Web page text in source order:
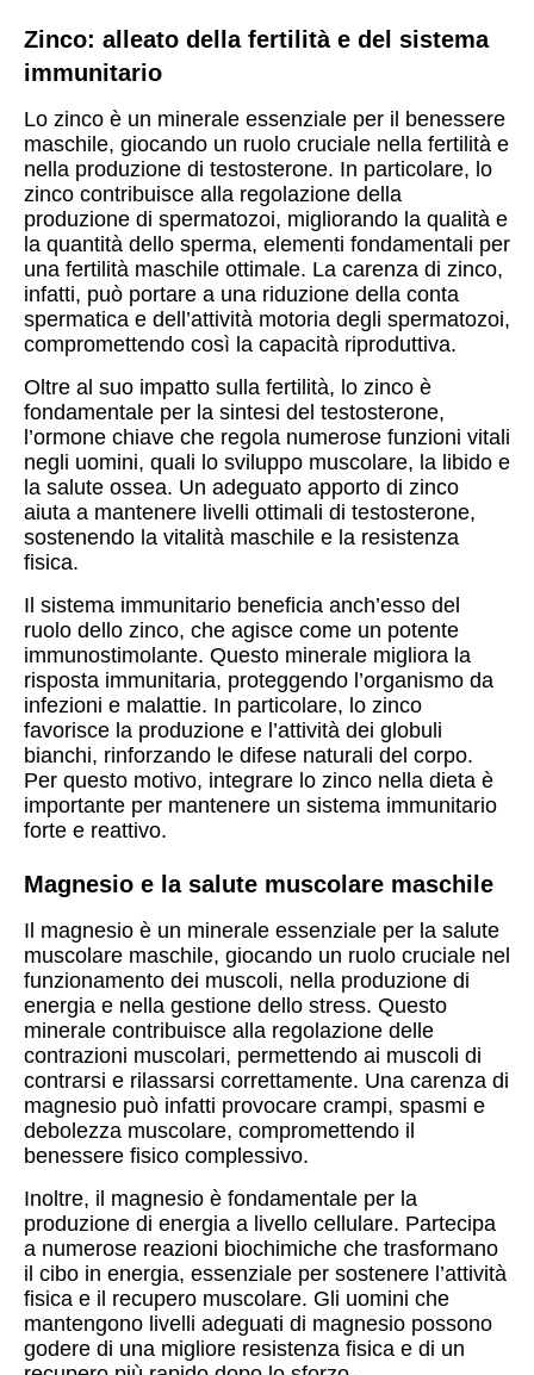
Zinco: alleato della fertilità e del sistema
immunitario
Lo zinco è un minerale essenziale per il benessere
maschile, giocando un ruolo cruciale nella fertilità e
nella produzione di testosterone. In particolare, lo
zinco contribuisce alla regolazione della
produzione di spermatozoi, migliorando la qualità e
la quantità dello sperma, elementi fondamentali per
una fertilità maschile ottimale. La carenza di zinco,
infatti, può portare a una riduzione della conta
spermatica e dell’attività motoria degli spermatozoi,
compromettendo così la capacità riproduttiva.
Oltre al suo impatto sulla fertilità, lo zinco è
fondamentale per la sintesi del testosterone,
l’ormone chiave che regola numerose funzioni vitali
negli uomini, quali lo sviluppo muscolare, la libido e
la salute ossea. Un adeguato apporto di zinco
aiuta a mantenere livelli ottimali di testosterone,
sostenendo la vitalità maschile e la resistenza
fisica.
Il sistema immunitario beneficia anch’esso del
ruolo dello zinco, che agisce come un potente
immunostimolante. Questo minerale migliora la
risposta immunitaria, proteggendo l’organismo da
infezioni e malattie. In particolare, lo zinco
favorisce la produzione e l’attività dei globuli
bianchi, rinforzando le difese naturali del corpo.
Per questo motivo, integrare lo zinco nella dieta è
importante per mantenere un sistema immunitario
forte e reattivo.
Magnesio e la salute muscolare maschile
Il magnesio è un minerale essenziale per la salute
muscolare maschile, giocando un ruolo cruciale nel
funzionamento dei muscoli, nella produzione di
energia e nella gestione dello stress. Questo
minerale contribuisce alla regolazione delle
contrazioni muscolari, permettendo ai muscoli di
contrarsi e rilassarsi correttamente. Una carenza di
magnesio può infatti provocare crampi, spasmi e
debolezza muscolare, compromettendo il
benessere fisico complessivo.
Inoltre, il magnesio è fondamentale per la
produzione di energia a livello cellulare. Partecipa
a numerose reazioni biochimiche che trasformano
il cibo in energia, essenziale per sostenere l’attività
fisica e il recupero muscolare. Gli uomini che
mantengono livelli adeguati di magnesio possono
godere di una migliore resistenza fisica e di un